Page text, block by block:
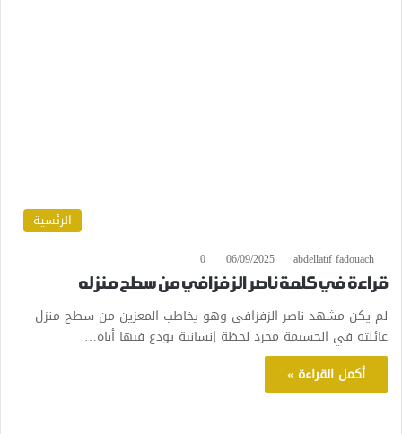
الرئسية
abdellatif fadouach
06/09/2025
0
قراءة في كلمة ناصر الزفزافي من سطح منزله
لم يكن مشهد ناصر الزفزافي وهو يخاطب المعزين من سطح منزل
عائلته في الحسيمة مجرد لحظة إنسانية يودع فيها أباه…
أكمل القراءة »